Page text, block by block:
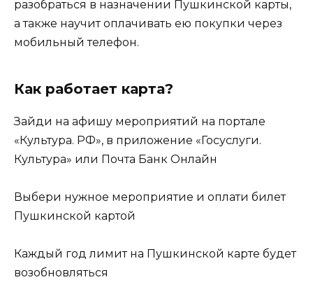
разобраться в назначении Пушкинской карты,
а также научит оплачивать ею покупки через
мобильный телефон.
Как работает карта?
Зайди на афишу мероприятий на портале
«Культура. РФ», в приложение «Госуслуги.
Культура» или Почта Банк Онлайн
Выбери нужное мероприятие и оплати билет
Пушкинской картой
Каждый год лимит на Пушкинской карте будет
возобновляться